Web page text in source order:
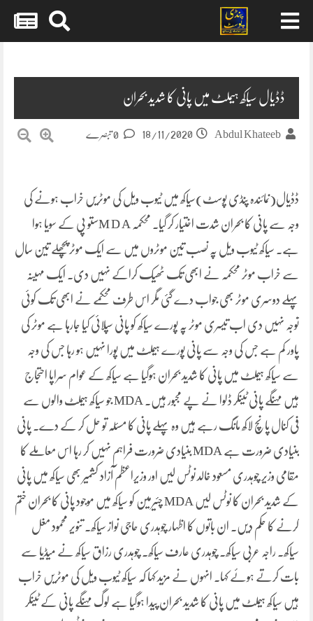
ڈڈیال سیاکھ ہیملٹ میں پانی کا شدید بحران
Abdul Khateeb
18/11/2020
ڈڈیال(نمائندہ پنڈی پوسٹ)سیاکھ میں ٹیوب ویل کی موٹریں خراب ہونے کی
وجہ سے پانی کا بحران شدت اختیار کر گیا۔ محکمہ M D Aستو پی کے سویا ہوا
ہے۔ سیاکھ ٹیوب ویل پہ نصب تین موٹروں میں سے ایک موٹر پچھلے تین سال
سے خراب موٹر محکمہ نے ابھی تک ٹھیک کراکے نہیں دی۔ ایک مہینہ
پہلے دوسری موٹر بھی جواب دے گئی مگر اس طرف محکمے نے ابھی تک کوئی
توجہ نہیں دی اب تیسری موٹر پہ پورے سیاکھ کو پانی سپلائی کیا جارہا ہے موٹر کی
پاور کم ہے جس کی وجہ سے پانی پورے ہیملٹ میں پورا نہیں ہو رہا جس کی وجہ
سے سیاکھ ہیملٹ میں پانی کا شدید بحران ہوگیا ہے سیاکھ کے عوام سراپا احتجاج
ہیں مہنگے پانی ٹینکر ڈلوا نے پے مجبور ہیں۔ MDA جو سیاکھ ہیملٹ والوں سے
فی کنال پانچ لاکھ مانگ رہے ہیں وہ پہلے پانی کا مسئلہ تو حل کر کے دے۔ پانی
بنیادی ضرورت ہے MDA بنیادی ضرورت فراہم نہیں کر رہا اس معاملے کا
مقامی وزیر چوہدری مسعود خالد نوٹس لیں اور وزیراعظم آزاد کشمیر بھی سیاکھ میں پانی
کے شدید بحران کا نوٹس لیں MDA چئیرمین کو سیاکھ میں موجود پانی کا بحران ختم
کرنے کا حکم دیں۔ ان باتوں کا اظہار چوہدری حاجی نواز سیاکھ۔ تنویر محمود مغل
سیاکھ۔ راجہ عربی سیاکھ۔ چوہدری عارف سیاکھ۔ چوہدری رزاق سیاکھ نے میڈیا سے
بات کرتے ہوئے کہا۔ انہوں نے مزید کہا کہ سیاکھ ٹیوب ویل کی موٹریں خراب
ہیں سیاکھ ہیملٹ میں پانی کا شدید بحران پیدا ہوگیا ہے لوگ مہنگے پانی کے ٹینکر